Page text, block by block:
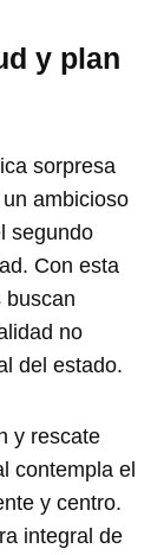
y plan
sorpresa
ambicioso
segundo
Con esta
buscan
no
del estado.
y rescate
contempla el
y centro.
integral de